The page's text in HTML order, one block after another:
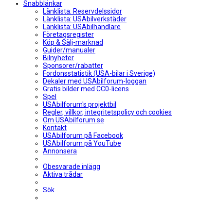
Snabblänkar
Länklista: Reservdelssidor
Länklista: USAbilverkstäder
Länklista: USAbilhandlare
Företagsregister
Köp & Sälj-marknad
Guider/manualer
Bilnyheter
Sponsorer/rabatter
Fordonsstatistik (USA-bilar i Sverige)
Dekaler med USAbilforum-loggan
Gratis bilder med CC0-licens
Spel
USAbilforum's projektbil
Regler, villkor, integritetspolicy och cookies
Om USAbilforum.se
Kontakt
USAbilforum på Facebook
USAbilforum på YouTube
Annonsera
Obesvarade inlägg
Aktiva trådar
Sök